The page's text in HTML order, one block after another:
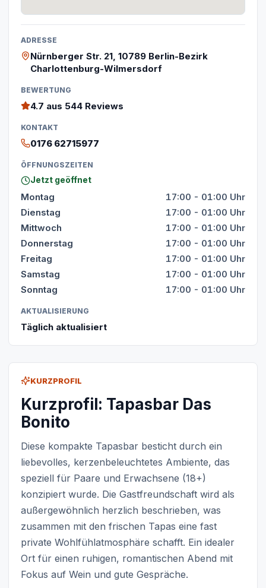
KURZPROFIL
Kurzprofil: Tapasbar Das
Bonito
Diese kompakte Tapasbar besticht durch ein
liebevolles, kerzenbeleuchtetes Ambiente, das
speziell für Paare und Erwachsene (18+)
konzipiert wurde. Die Gastfreundschaft wird als
außergewöhnlich herzlich beschrieben, was
zusammen mit den frischen Tapas eine fast
private Wohlfühlatmosphäre schafft. Ein idealer
Ort für einen ruhigen, romantischen Abend mit
Fokus auf Wein und gute Gespräche.
ADRESSE
Nürnberger Str. 21, 10789 Berlin-Bezirk
Charlottenburg-Wilmersdorf
BEWERTUNG
4.7 aus 544 Reviews
KONTAKT
0176 62715977
ÖFFNUNGSZEITEN
Jetzt geöffnet
Montag
17:00 - 01:00 Uhr
Dienstag
17:00 - 01:00 Uhr
Mittwoch
17:00 - 01:00 Uhr
Donnerstag
17:00 - 01:00 Uhr
Freitag
17:00 - 01:00 Uhr
Samstag
17:00 - 01:00 Uhr
Sonntag
17:00 - 01:00 Uhr
AKTUALISIERUNG
Täglich aktualisiert